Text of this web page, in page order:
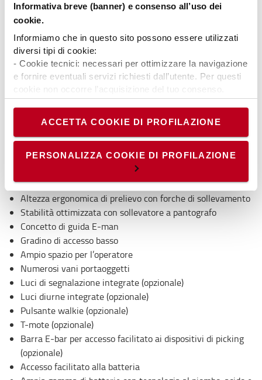
Informativa breve (banner) e consenso all’uso dei
cookie.
Informiamo che in questo sito possono essere utilizzati
diversi tipi di cookie:
- Cookie tecnici: necessari per ottimizzare la navigazione
e fornire eventuali servizi richiesti dall’utente. Per questi
cookie non occorre l’acquisizione del tuo consenso.
- Cookie analytics/statistici: equiparati ai tecnici, sono
aggregate, al fine di ottimizzare il sito. Per questi cookie
non occorre l’acquisizione del tuo consenso.
- Cookie di profilazione/marketing: sono utilizzati, solo
previo tuo consenso, per esaminare le tue abitudini di
navigazione e mostrarti quindi avvisi pubblicitari mirati, in
linea con le tue preferenze.
Ti chiediamo di effettuare le tue scelte sull’utilizzo dei
cookie di profilazione, selezionando uno dei bottoni sotto
riportati. Puoi avere maggiori dettagli visionando
Informativa estesa cookie
banner comporterà il permanere dei soli cookie tecnici ed
analytics, per i quali non occorre il tuo consenso. Potrai
comunque modificare le tue scelte in qualsiasi momento,
accedendo al link presente nel footer.
ACCETTA COOKIE DI PROFILAZIONE
PERSONALIZZA COOKIE DI PROFILAZIONE
Ricarica e manutenzione della batteria semplificate
I commissionatori Toyota a basso livello offrono una
manutenzione della batteria semplice. Il vano batteria è
facile da aprire e si inclina verso il vano operatore. Sono
disponibili due opzioni di presa di ricarica per le batterie
agli ioni di litio, e il connettore può essere inserito
facilmente dall’alto o lateralmente al carrello.
Specifiche tecniche
Modelli ad alte prestazioni
Altezza ergonomica di prelievo con forche di sollevamento
Stabilità ottimizzata con sollevatore a pantografo
Concetto di guida E-man
Gradino di accesso basso
Ampio spazio per l’operatore
Numerosi vani portaoggetti
Luci di segnalazione integrate (opzionale)
Luci diurne integrate (opzionale)
Pulsante walkie (opzionale)
T-mote (opzionale)
Barra E-bar per accesso facilitato ai dispositivi di picking
(opzionale)
Accesso facilitato alla batteria